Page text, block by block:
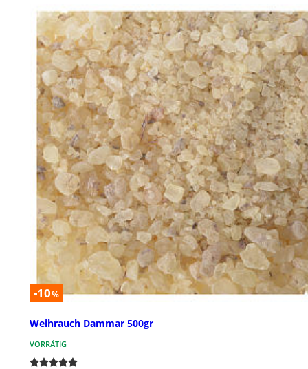
-10%
Weihrauch Dammar 500gr
VORRÄTIG